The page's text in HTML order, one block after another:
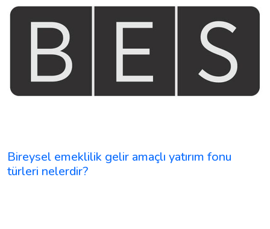
Bireysel emeklilik gelir amaçlı yatırım fonu
türleri nelerdir?